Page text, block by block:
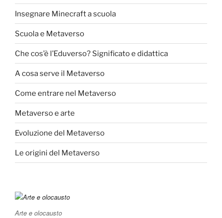
Insegnare Minecraft a scuola
Scuola e Metaverso
Che cos’è l’Eduverso? Significato e didattica
A cosa serve il Metaverso
Come entrare nel Metaverso
Metaverso e arte
Evoluzione del Metaverso
Le origini del Metaverso
Arte e olocausto